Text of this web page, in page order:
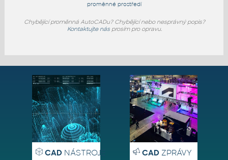
proměnné prostředí
Chybějící proměnná AutoCADu? Chybějící nebo nesprávný popis?
Kontaktujte násprosím pro opravu.
CADNÁSTROJE CADZPRÁVY